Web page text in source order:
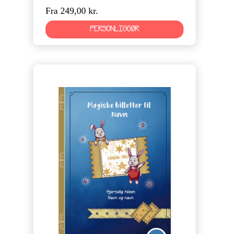
Fra 249,00 kr.
PERSONLIGGØR
River